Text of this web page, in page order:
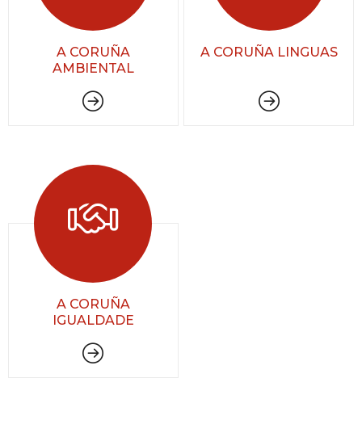
A CORUÑA
AMBIENTAL
A CORUÑA LINGUAS
A CORUÑA
IGUALDADE